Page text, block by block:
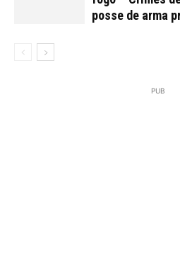
posse de arma
PUB